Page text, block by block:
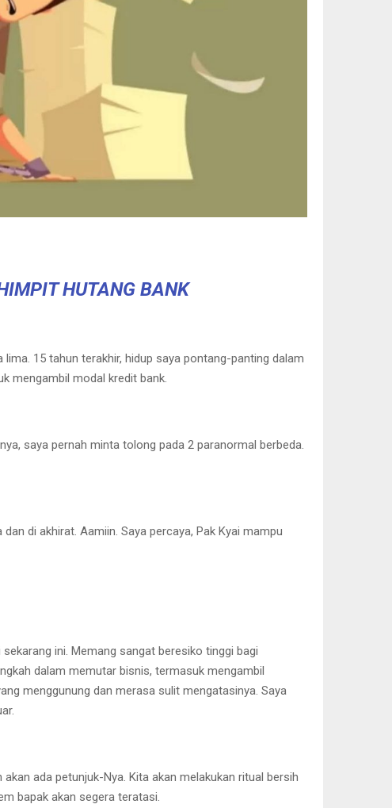
HUTANG BANK
15 tahun terakhir, hidup saya pontang-panting dalam
mengambil modal kredit bank.
saya pernah minta tolong pada 2 paranormal berbeda.
di akhirat. Aamiin. Saya percaya, Pak Kyai mampu
ini. Memang sangat beresiko tinggi bagi
dalam memutar bisnis, termasuk mengambil
menggunung dan merasa sulit mengatasinya. Saya
ada petunjuk-Nya. Kita akan melakukan ritual bersih
bapak akan segera teratasi.